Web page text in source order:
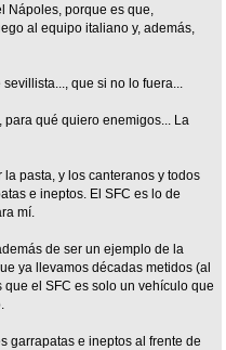
Nápoles, porque es que,
al equipo italiano y, además,
que si no lo fuera...
qué quiero enemigos... La
pasta, y los canteranos y todos
e ineptos. El SFC es lo de
mí.
de ser un ejemplo de la
ya llevamos décadas metidos (al
el SFC es solo un vehículo que
garrapatas e ineptos al frente de